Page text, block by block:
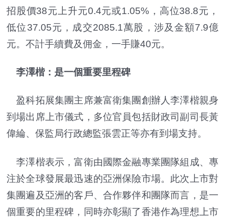
招股價38元上升元0.4元或1.05%，高位38.8元，
低位37.05元，成交2085.1萬股，涉及金額7.9億
元。不計手續費及佣金，一手賺40元。
李澤楷：是一個重要里程碑
盈科拓展集團主席兼富衛集團創辦人李澤楷親身
到場出席上市儀式，多位官員包括財政司副司長黃
偉綸、保監局行政總監張雲正等亦有到場支持。
李澤楷表示，富衛由國際金融專業團隊組成、專
注於全球發展最迅速的亞洲保險市場。此次上市對
集團遍及亞洲的客戶、合作夥伴和團隊而言，是一
個重要的里程碑，同時亦彰顯了香港作為理想上市